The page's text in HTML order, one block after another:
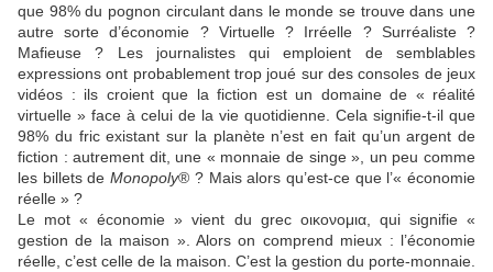
que 98% du pognon circulant dans le monde se trouve dans une
autre sorte d’économie ? Virtuelle ? Irréelle ? Surréaliste ?
Mafieuse ? Les journalistes qui emploient de semblables
expressions ont probablement trop joué sur des consoles de jeux
vidéos : ils croient que la fiction est un domaine de « réalité
virtuelle » face à celui de la vie quotidienne. Cela signifie-t-il que
98% du fric existant sur la planète n’est en fait qu’un argent de
fiction : autrement dit, une « monnaie de singe », un peu comme
les billets deMonopoly® ? Mais alors qu’est-ce que l’« économie
réelle » ?
Le mot « économie » vient du grec οικονομια, qui signifie «
gestion de la maison ». Alors on comprend mieux : l’économie
réelle, c’est celle de la maison. C’est la gestion du porte-monnaie.